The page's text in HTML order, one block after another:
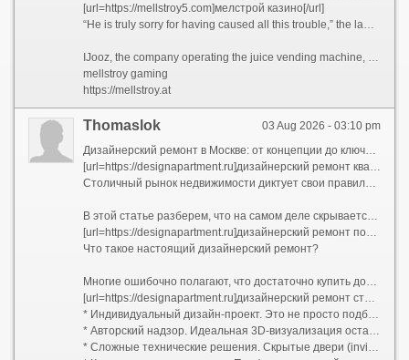
[url=https://mellstroy5.com]мелстрой казино[/url]
“He is truly sorry for having caused all this trouble,” the lawyer said. His parents will ensure that he paid the fine himself, the counsel added. The student left the court without speaking to reporters.
IJooz, the company operating the juice vending machine, filed a police report over the stunt and sanitized the dispenser while replacing all 500 straws in the machine. It has said it would upgrade its machines to include measures such as individually packaged straws and compartments that unlock only after the transaction is completed.
mellstroy gaming
https://mellstroy.at
03 Aug 2026 - 03:10 pm
Thomaslok
Дизайнерский ремонт в Москве: от концепции до ключей без стресса и скрытых платежей
[url=https://designapartment.ru]дизайнерский ремонт квартир в москве под ключ [/url]
Столичный рынок недвижимости диктует свои правила. Покупка квартиры — это лишь половина дела, а иногда и только начало большого пути. Стандартная отделка от застройщика или устаревший советский интерьер редко отвечают запросам современного жителя мегаполиса. Именно поэтому услуга «дизайнерский ремонт под ключ» становится не роскошью, а рациональной необходимостью для тех, кто ценит свое время, комфорт и эстетику.
В этой статье разберем, что на самом деле скрывается за понятием дизайнерского ремонта в столице, из чего складывается его стоимость и как выбрать надежную команду.
[url=https://designapartment.ru]дизайнерский ремонт под ключ цена москва [/url]
Что такое настоящий дизайнерский ремонт?
Многие ошибочно полагают, что достаточно купить дорогие обои и итальянскую плитку, чтобы получить качественный результат. Однако разница между качественным евроремонтом и настоящим авторским проектом колоссальна. Дизайнерский ремонт — это прежде всего инженерия пространства:
[url=https://designapartment.ru]дизайнерский ремонт стоимость москва [/url]
* Индивидуальный дизайн-проект. Это не просто подбор цветов, а полный пакет рабочей документации: планы демонтажа и монтажа, схемы электрики (с привязками розеток и выключателей), развертки стен, узлы примыканий, план потолков с указанием уровней и световых сценариев, раскладка плитки. В проекте учитывается каждая мелочь: от высоты вывода воды для бойлера до расположения роутера.
* Авторский надзор. Идеальная 3D-визуализация останется картинкой, если прораб решит упростить узел или сместить перегородку на 10 сантиметров. Авторский надзор гарантирует полное соответствие реализации задумке дизайнера.
* Сложные технические решения. Скрытые двери (invisible) со скрытыми петлями, магнитными замками и фугой в цвет стен; многоуровневое освещение с проходными переключателями; системы умного дома; шумоизоляция премиального уровня; приточно-вытяжная вентиляция и кондиционирование, трассы которого спрятаны за потолком без потери высоты помещения.